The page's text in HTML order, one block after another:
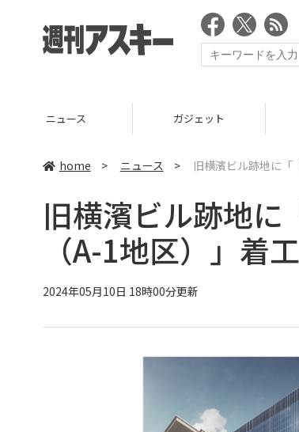
ニュース ガジェット
home > ニュース > 旧横濱ビル跡地に「
旧横濱ビル跡地に
（A-1地区）」着工
2024年05月10日 18時00分更新